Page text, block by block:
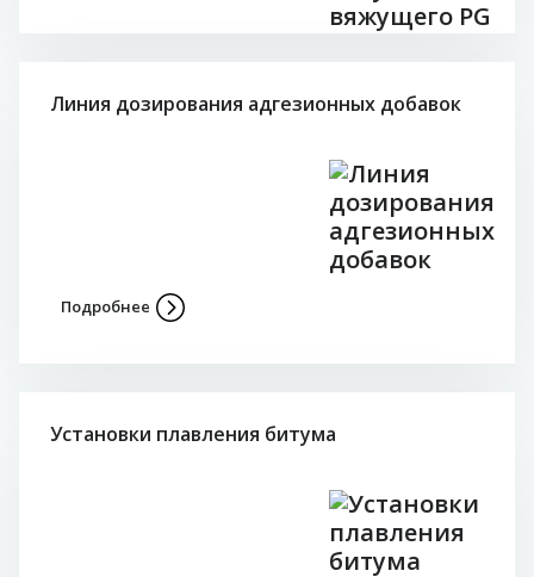
Линия дозирования адгезионных добавок
Подробнее
Установки плавления битума